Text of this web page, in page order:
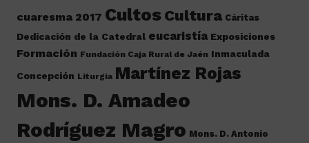
cuaresma 2017 Cultos Cultura Cáritas
Dedicación de la Catedral eucaristía Exposiciones
Formación Fundación Caja Rural de Jaén Inmaculada
Concepción Liturgia Martínez Rojas
Mons. D. Amadeo
Rodríguez Magro Mons. D. Antonio